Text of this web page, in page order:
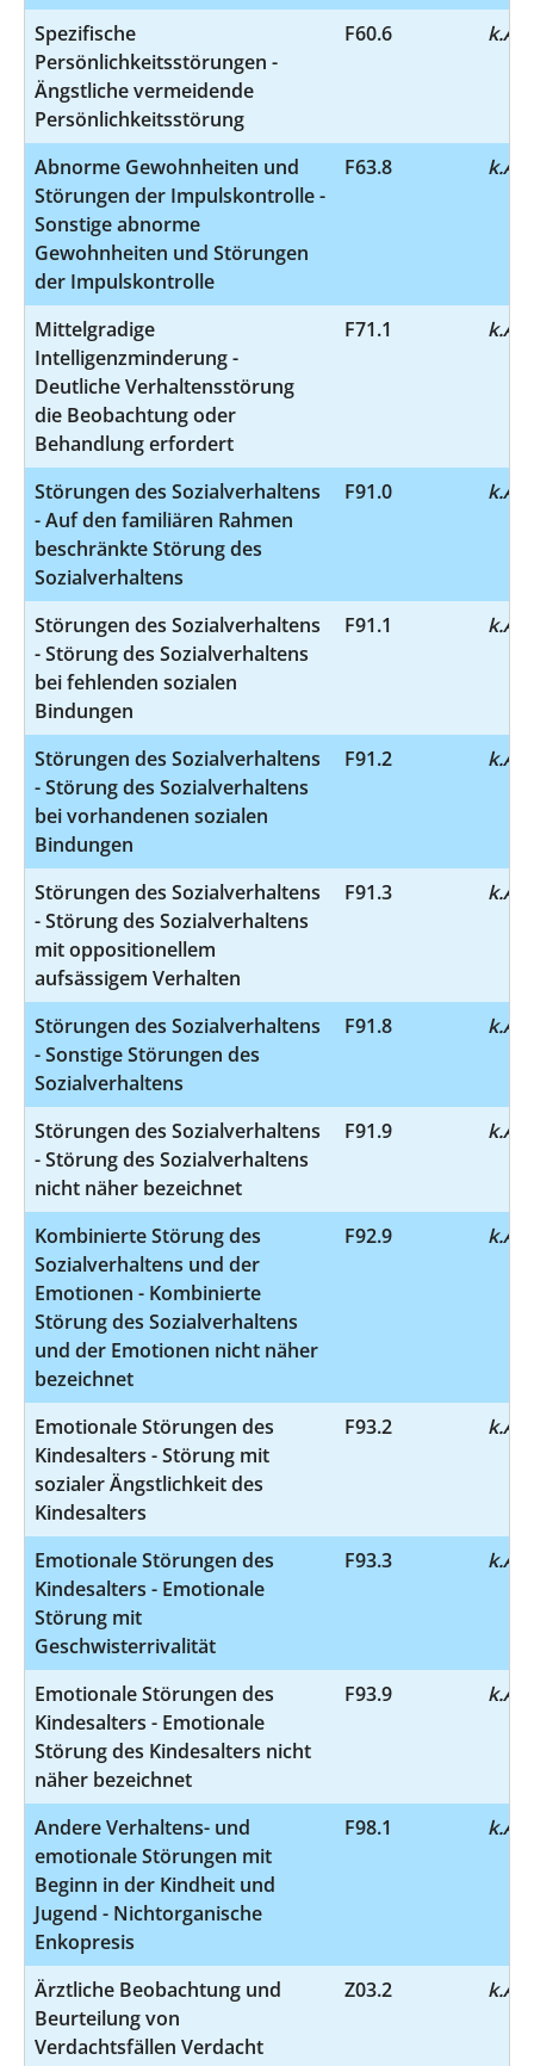
Spezifische
Persönlichkeitsstörungen -
Ängstliche vermeidende
Persönlichkeitsstörung
F60.6 k.A.
Abnorme Gewohnheiten und
Störungen der Impulskontrolle -
Sonstige abnorme
Gewohnheiten und Störungen
der Impulskontrolle
F63.8 k.A.
Mittelgradige
Intelligenzminderung -
Deutliche Verhaltensstörung
die Beobachtung oder
Behandlung erfordert
F71.1 k.A.
Störungen des Sozialverhaltens
- Auf den familiären Rahmen
beschränkte Störung des
Sozialverhaltens
F91.0 k.A.
Störungen des Sozialverhaltens
- Störung des Sozialverhaltens
bei fehlenden sozialen
Bindungen
F91.1 k.A.
Störungen des Sozialverhaltens
- Störung des Sozialverhaltens
bei vorhandenen sozialen
Bindungen
F91.2 k.A.
Störungen des Sozialverhaltens
- Störung des Sozialverhaltens
mit oppositionellem
aufsässigem Verhalten
F91.3 k.A.
Störungen des Sozialverhaltens
- Sonstige Störungen des
Sozialverhaltens
F91.8 k.A.
Störungen des Sozialverhaltens
- Störung des Sozialverhaltens
nicht näher bezeichnet
F91.9 k.A.
Kombinierte Störung des
Sozialverhaltens und der
Emotionen - Kombinierte
Störung des Sozialverhaltens
und der Emotionen nicht näher
bezeichnet
F92.9 k.A.
Emotionale Störungen des
Kindesalters - Störung mit
sozialer Ängstlichkeit des
Kindesalters
F93.2 k.A.
Emotionale Störungen des
Kindesalters - Emotionale
Störung mit
Geschwisterrivalität
F93.3 k.A.
Emotionale Störungen des
Kindesalters - Emotionale
Störung des Kindesalters nicht
näher bezeichnet
F93.9 k.A.
Andere Verhaltens- und
emotionale Störungen mit
Beginn in der Kindheit und
Jugend - Nichtorganische
Enkopresis
F98.1 k.A.
Ärztliche Beobachtung und
Beurteilung von
Verdachtsfällen Verdacht
Z03.2 k.A.